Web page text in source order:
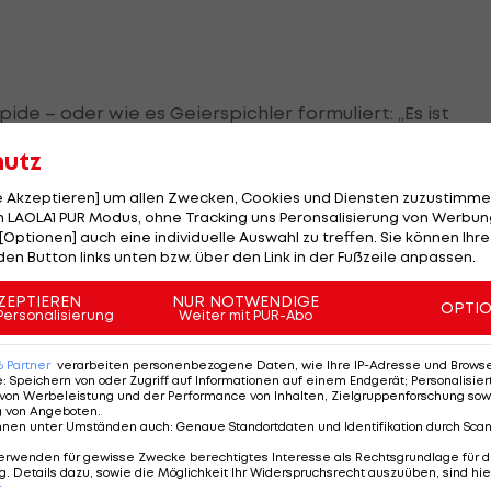
– oder wie es Geierspichler formuliert: „Es ist
Fiesta versuchen, bei der
„Aber wer weiß, vielleicht schießen sich die ja
von den Paralympics zurückzukehren, stellt
gefüllte Trophäen-Vitrine ein wenig die
als Oberchecker abtreten, aber ich höre immer
ein Vorbild bin. Und was wäre ich für ein Vorbild,
erklärt der Mann mit der Stehfrisur.
lassen, nur weil es schwieriger wird, sondern zu
Akzeptieren] um allen Zwecken, Cookies und Diensten
PUR Modus, ohne Tracking uns Peronsalisierung von
auch eine individuelle Auswahl zu treffen. Sie können
Button links unten bzw. über den Link in der Fußzeile anpassen.
NUR NOTWENDIGE
Weiter mit PUR-Abo
Partner verarbeiten personenbezogene Daten, wie Ihre IP-Adresse und
: Speichern von oder Zugriff auf Informationen auf einem Endgerät;
Werbeleistung und der Performance von Inhalten, Zielgruppenforschung
von Angeboten.
unter Umständen auch: Genaue Standortdaten und Identifikation durch
für gewisse Zwecke berechtigtes Interesse als Rechtsgrundlage für
Details dazu, sowie die Möglichkeit Ihr Widerspruchsrecht auszuüben, sind